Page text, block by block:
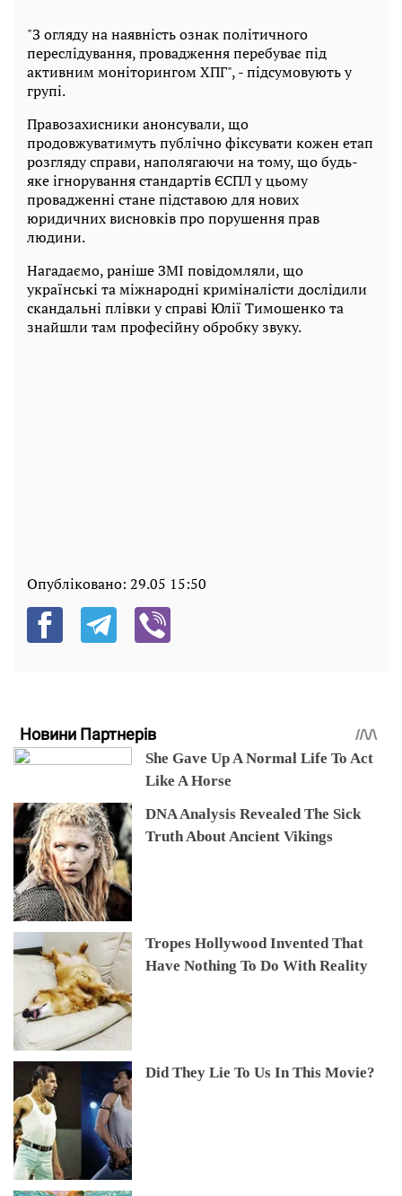
"З огляду на наявність ознак політичного
переслідування, провадження перебуває під
активним моніторингом ХПГ", - підсумовують у
групі.
Правозахисники анонсували, що
продовжуватимуть публічно фіксувати кожен етап
розгляду справи, наполягаючи на тому, що будь-
яке ігнорування стандартів ЄСПЛ у цьому
провадженні стане підставою для нових
юридичних висновків про порушення прав
людини.
Нагадаємо, раніше ЗМІ повідомляли, що
українські та міжнародні криміналісти дослідили
скандальні плівки у справі Юлії Тимошенко та
знайшли там професійну обробку звуку.
Опубліковано: 29.05 15:50